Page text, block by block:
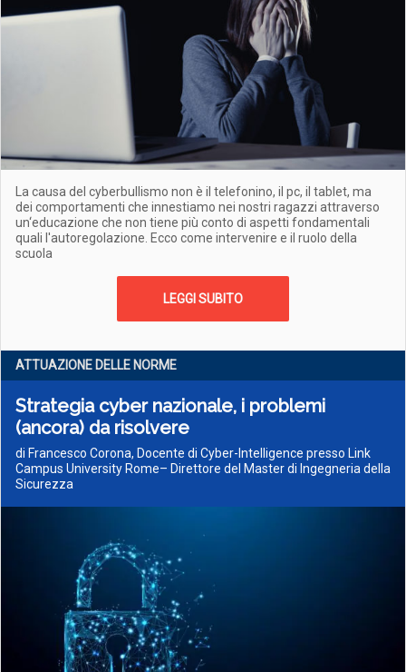
La causa del cyberbullismo non è il telefonino, il pc, il tablet, ma
dei comportamenti che innestiamo nei nostri ragazzi attraverso
un‘educazione che non tiene più conto di aspetti fondamentali
quali l'autoregolazione. Ecco come intervenire e il ruolo della
scuola
LEGGI SUBITO
ATTUAZIONE DELLE NORME
Strategia cyber nazionale, i problemi
(ancora) da risolvere
di Francesco Corona, Docente di Cyber-Intelligence presso Link
Campus University Rome– Direttore del Master di Ingegneria della
Sicurezza